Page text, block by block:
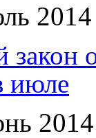
2014
июле
2014